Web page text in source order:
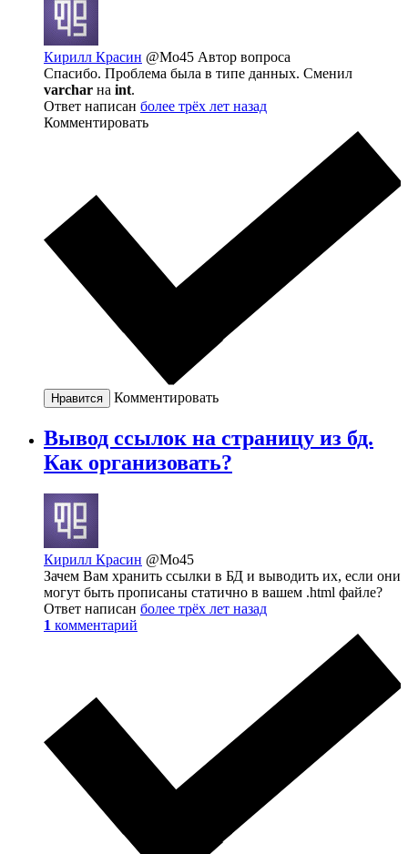
Кирилл Красин @Mo45 Автор вопроса
Спасибо. Проблема была в типе данных. Сменил
varchar на int.
Ответ написан более трёх лет назад
Комментировать
Нравится Комментировать
Вывод ссылок на страницу из бд.
Как организовать?
Кирилл Красин @Mo45
Зачем Вам хранить ссылки в БД и выводить их, если они
могут быть прописаны статично в вашем .html файле?
Ответ написан более трёх лет назад
1 комментарий